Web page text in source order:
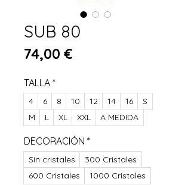
SUB 80
74,00 €
TALLA *
4 6 8 10 12 14 16
S
M
L XL XXL A MEDIDA
DECORACIÓN *
Sin cristales
300 Cristales
600 Cristales
1000 Cristales